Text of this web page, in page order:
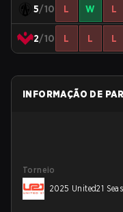
5/10 L W L
2/10 L L L
INFORMAÇÃO DE
Torneio
2025 United21